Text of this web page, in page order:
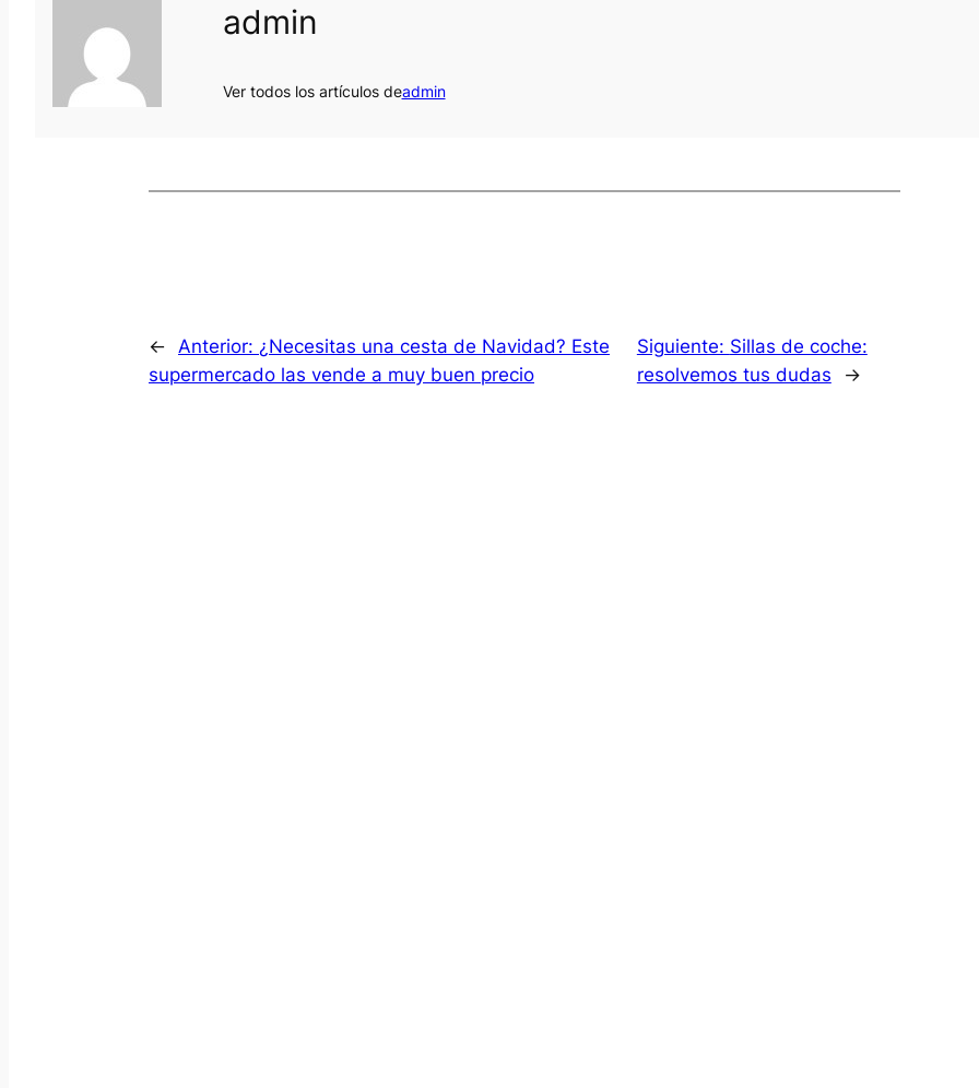
admin
Ver todos los artículos deadmin
← Anterior: ¿Necesitas una cesta de Navidad? Este
supermercado las vende a muy buen precio
Siguiente: Sillas de coche:
resolvemos tus dudas
→